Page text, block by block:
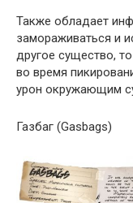
Также обладает
замораживаться и
другое существо,
во время
урон окружающим
Газбаг (Gasbags)